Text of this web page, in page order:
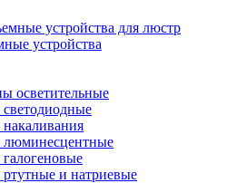
устройства для люстр
устройства
осветительные
и натриевые